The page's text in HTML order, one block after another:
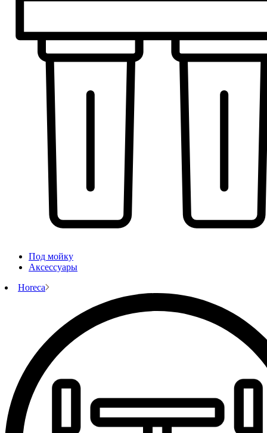
Под мойку
Аксессуары
Horeca